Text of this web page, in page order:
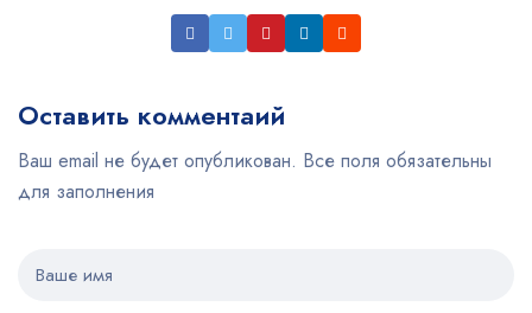
Оставить комментаий
Ваш email не будет опубликован. Все поля обязательны
для заполнения